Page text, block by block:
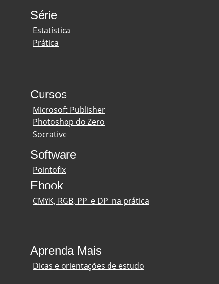
Série
Estatística
Prática
Cursos
Microsoft Publisher
Photoshop do Zero
Socrative
Software
Pointofix
Ebook
CMYK, RGB, PPI e DPI na prática
Aprenda Mais
Dicas e orientações de estudo